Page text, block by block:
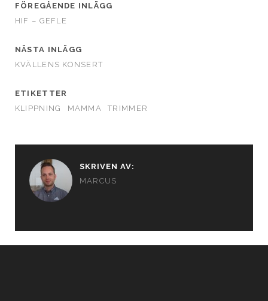
FÖREGÅENDE INLÄGG
HIF – GEFLE
NÄSTA INLÄGG
KVÄLLENS KONSERT
ETIKETTER
KLIPPNING
MAMMA TRIMMER
SKRIVEN AV:
MARCUS